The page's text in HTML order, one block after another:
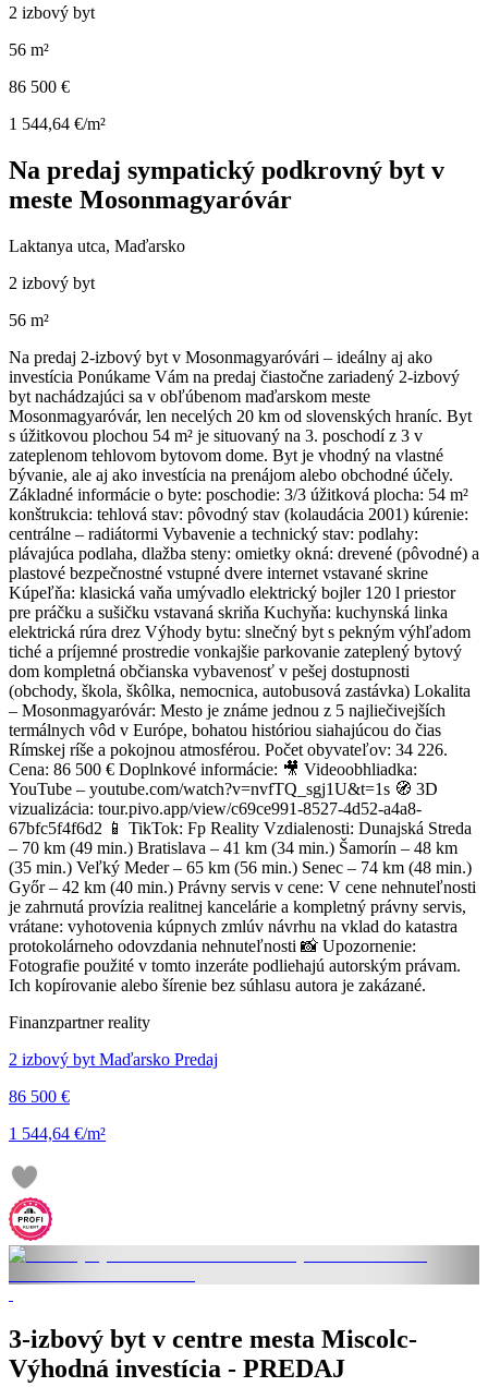
2 izbový byt
56 m²
86 500 €
1 544,64 €/m²
Na predaj sympatický podkrovný byt v
meste Mosonmagyaróvár
Laktanya utca, Maďarsko
2 izbový byt
56 m²
Na predaj 2-izbový byt v Mosonmagyaróvári – ideálny aj ako
investícia Ponúkame Vám na predaj čiastočne zariadený 2-izbový
byt nachádzajúci sa v obľúbenom maďarskom meste
Mosonmagyaróvár, len necelých 20 km od slovenských hraníc. Byt
s úžitkovou plochou 54 m² je situovaný na 3. poschodí z 3 v
zateplenom tehlovom bytovom dome. Byt je vhodný na vlastné
bývanie, ale aj ako investícia na prenájom alebo obchodné účely.
Základné informácie o byte: poschodie: 3/3 úžitková plocha: 54 m²
konštrukcia: tehlová stav: pôvodný stav (kolaudácia 2001) kúrenie:
centrálne – radiátormi Vybavenie a technický stav: podlahy:
plávajúca podlaha, dlažba steny: omietky okná: drevené (pôvodné) a
plastové bezpečnostné vstupné dvere internet vstavané skrine
Kúpeľňa: klasická vaňa umývadlo elektrický bojler 120 l priestor
pre práčku a sušičku vstavaná skriňa Kuchyňa: kuchynská linka
elektrická rúra drez Výhody bytu: slnečný byt s pekným výhľadom
tiché a príjemné prostredie vonkajšie parkovanie zateplený bytový
dom kompletná občianska vybavenosť v pešej dostupnosti
(obchody, škola, škôlka, nemocnica, autobusová zastávka) Lokalita
– Mosonmagyaróvár: Mesto je známe jednou z 5 najliečivejších
termálnych vôd v Európe, bohatou históriou siahajúcou do čias
Rímskej ríše a pokojnou atmosférou. Počet obyvateľov: 34 226.
Cena: 86 500 € Doplnkové informácie: 🎥 Videoobhliadka:
YouTube – youtube.com/watch?v=nvfTQ_sgj1U&t=1s 🧭 3D
vizualizácia: tour.pivo.app/view/c69ce991-8527-4d52-a4a8-
67bfc5f4f6d2 📱 TikTok: Fp Reality Vzdialenosti: Dunajská Streda
– 70 km (49 min.) Bratislava – 41 km (34 min.) Šamorín – 48 km
(35 min.) Veľký Meder – 65 km (56 min.) Senec – 74 km (48 min.)
Győr – 42 km (40 min.) Právny servis v cene: V cene nehnuteľnosti
je zahrnutá provízia realitnej kancelárie a kompletný právny servis,
vrátane: vyhotovenia kúpnych zmlúv návrhu na vklad do katastra
protokolárneho odovzdania nehnuteľnosti 📸 Upozornenie:
Fotografie použité v tomto inzeráte podliehajú autorským právam.
Ich kopírovanie alebo šírenie bez súhlasu autora je zakázané.
Finanzpartner reality
2 izbový byt Maďarsko Predaj
86 500 €
1 544,64 €/m²
3-izbový byt v centre mesta Miscolc-
Výhodná investícia - PREDAJ